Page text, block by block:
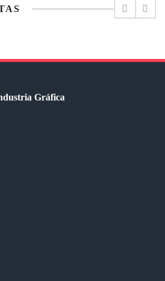
Gráfica